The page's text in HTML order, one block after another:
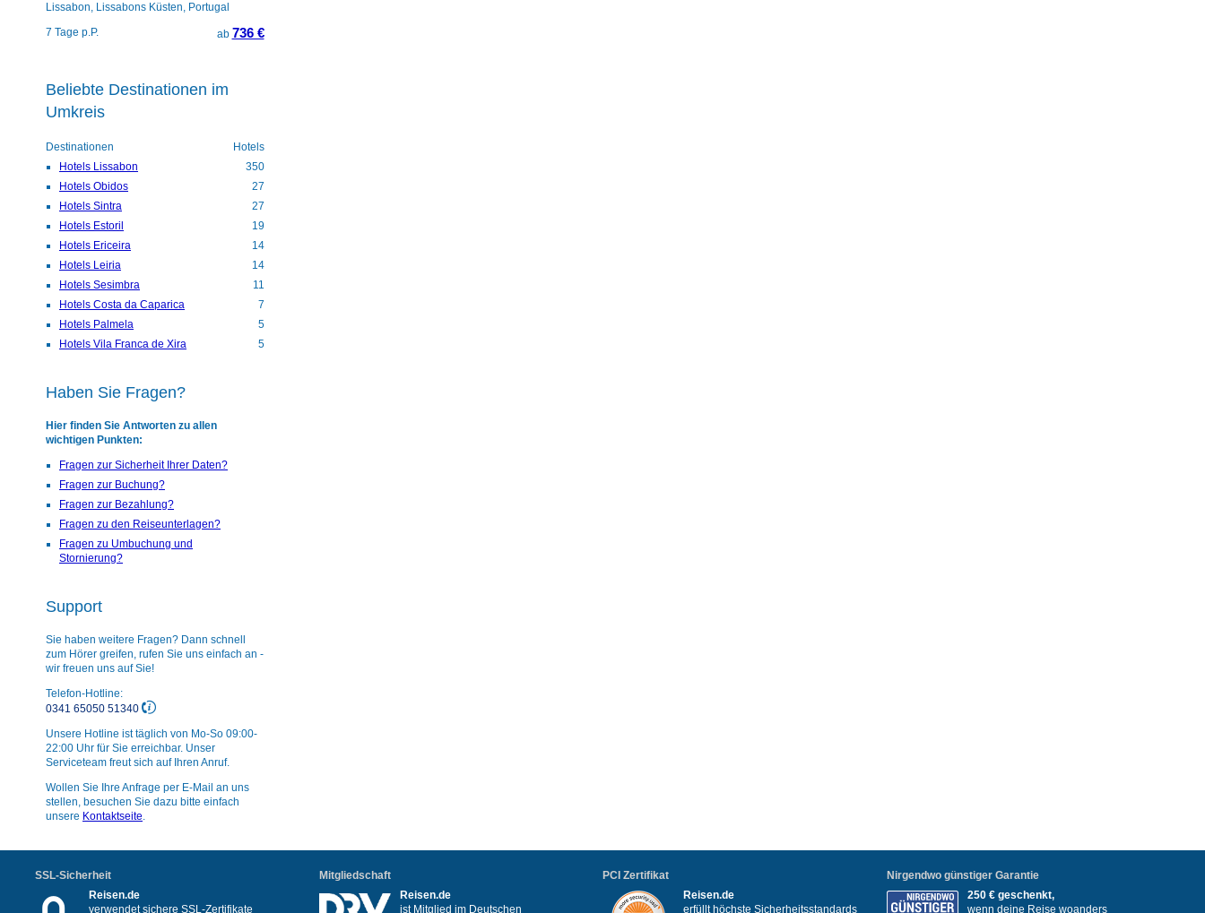
Lissabon, Lissabons Küsten, Portugal
7 Tage p.P.
ab 736 €
Beliebte Destinationen im
Umkreis
Destinationen
Hotels
Hotels Lissabon
350
Hotels Obidos
27
Hotels Sintra
27
Hotels Estoril
19
Hotels Ericeira
14
Hotels Leiria
14
Hotels Sesimbra
11
Hotels Costa da Caparica
7
Hotels Palmela
5
Hotels Vila Franca de Xira
5
Haben Sie Fragen?
Hier finden Sie Antworten zu allen
wichtigen Punkten:
Fragen zur Sicherheit Ihrer Daten?
Fragen zur Buchung?
Fragen zur Bezahlung?
Fragen zu den Reiseunterlagen?
Fragen zu Umbuchung und
Stornierung?
Support
Sie haben weitere Fragen? Dann schnell
zum Hörer greifen, rufen Sie uns einfach an -
wir freuen uns auf Sie!
Telefon-Hotline:
0341 65050 51340
Unsere Hotline ist täglich von Mo-So 09:00-
22:00 Uhr für Sie erreichbar. Unser
Serviceteam freut sich auf Ihren Anruf.
Wollen Sie Ihre Anfrage per E-Mail an uns
stellen, besuchen Sie dazu bitte einfach
unsere Kontaktseite.
SSL-Sicherheit
Reisen.de
verwendet sichere SSL-Zertifikate
Mitgliedschaft
Reisen.de
ist Mitglied im Deutschen
PCI Zertifikat
Reisen.de
erfüllt höchste Sicherheitsstandards
Nirgendwo günstiger Garantie
250 € geschenkt,
wenn deine Reise woanders